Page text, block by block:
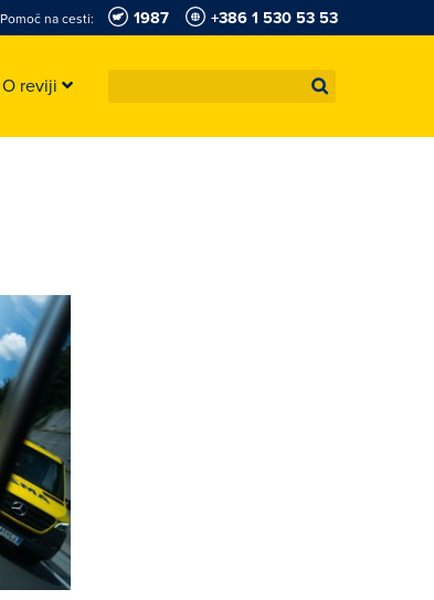
Pomoč na cesti: 1987 +386 1 530 53 53
O reviji